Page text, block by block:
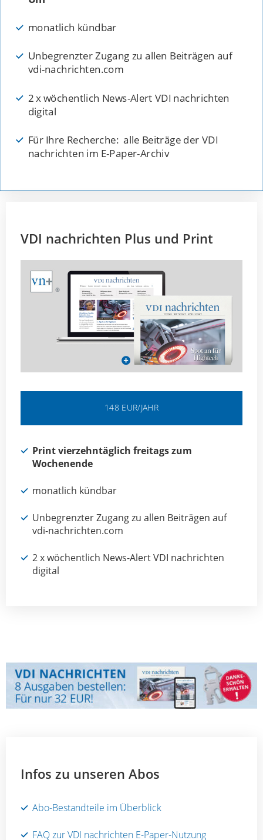
monatlich kündbar
Unbegrenzter Zugang zu allen Beiträgen auf
vdi-nachrichten.com
2 x wöchentlich News-Alert VDI nachrichten
digital
Für Ihre Recherche: alle Beiträge der VDI
nachrichten im E-Paper-Archiv
VDI nachrichten Plus und Print
148 EUR/JAHR
Print vierzehntäglich freitags zum
Wochenende
monatlich kündbar
Unbegrenzter Zugang zu allen Beiträgen auf
vdi-nachrichten.com
2 x wöchentlich News-Alert VDI nachrichten
digital
Infos zu unseren Abos
Abo-Bestandteile im Überblick
FAQ zur VDI nachrichten E-Paper-Nutzung